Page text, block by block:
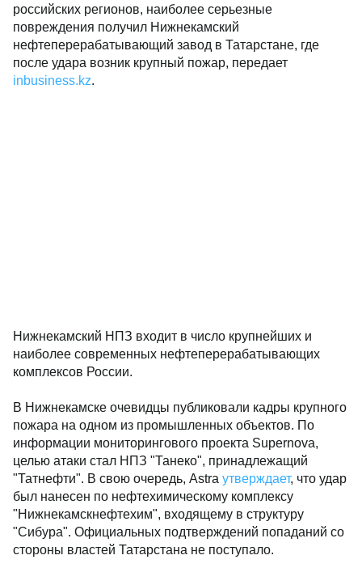
российских регионов, наиболее серьезные
повреждения получил Нижнекамский
нефтеперерабатывающий завод в Татарстане, где
после удара возник крупный пожар, передает
inbusiness.kz.
Нижнекамский НПЗ входит в число крупнейших и
наиболее современных нефтеперерабатывающих
комплексов России.
В Нижнекамске очевидцы публиковали кадры крупного
пожара на одном из промышленных объектов. По
информации мониторингового проекта Supernova,
целью атаки стал НПЗ "Танеко", принадлежащий
"Татнефти". В свою очередь, Astra утверждает, что удар
был нанесен по нефтехимическому комплексу
"Нижнекамскнефтехим", входящему в структуру
"Сибура". Официальных подтверждений попаданий со
стороны властей Татарстана не поступало.